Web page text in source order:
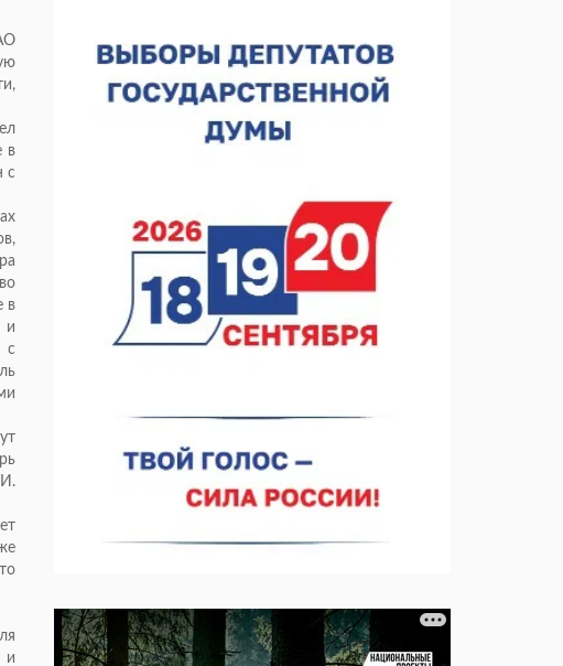
в
с
в
и
с
и
07.08.2026 12:15
В Нижнем Новгороде прошло совещание
Росгвардии
07.08.2026 12:04
Кратковременные перерывы вещания
телерадиопрограмм ожидаются в Нижнем
Новгороде до 16 августа в связи с покраской
телебашни
07.08.2026 11:20